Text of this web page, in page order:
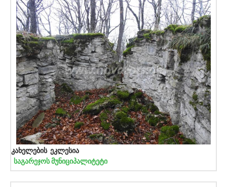
კახელების ეკლესია
საგარეჯოს მუნიციპალიტეტი